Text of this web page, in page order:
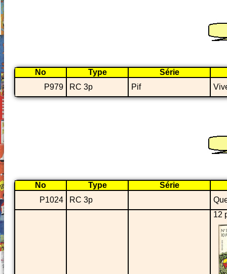
No Type
Série
P979
RC 3p Pif
No Type
Série
P1024
RC 3p
12